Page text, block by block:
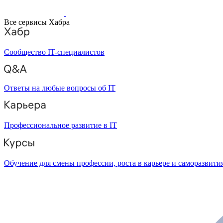
Все сервисы Хабра
Сообщество IT-специалистов
Ответы на любые вопросы об IT
Профессиональное развитие в IT
Обучение для смены профессии, роста в карьере и